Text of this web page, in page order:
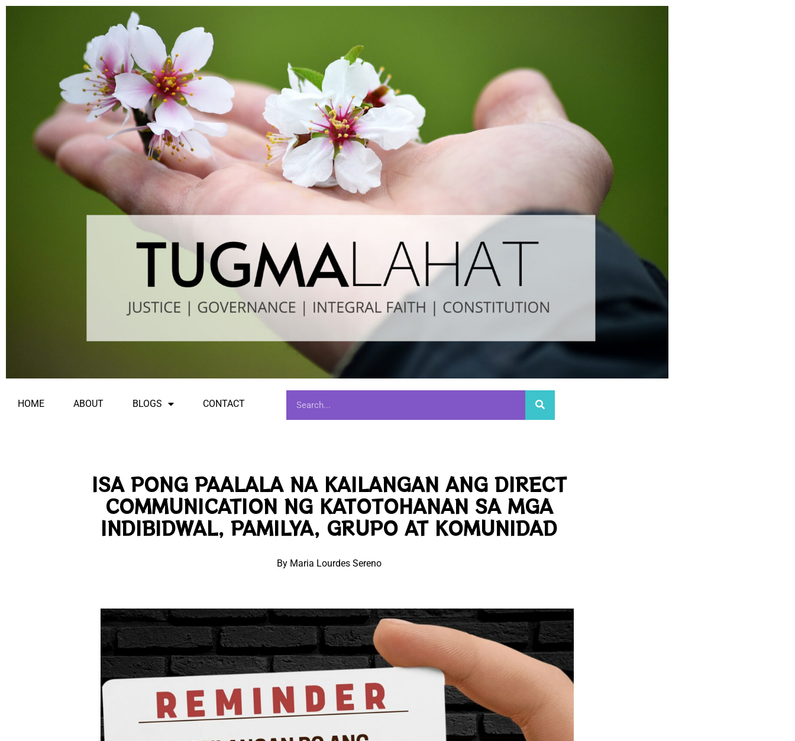
HOME ABOUT BLOGS CONTACT
ISA PONG PAALALA NA KAILANGAN ANG DIRECT
COMMUNICATION NG KATOTOHANAN SA MGA
INDIBIDWAL, PAMILYA, GRUPO AT KOMUNIDAD
By Maria Lourdes Sereno